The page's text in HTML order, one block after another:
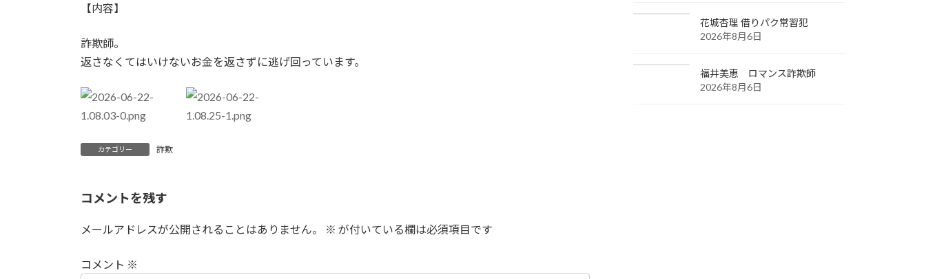
【内容】
詐欺師。
返さなくてはいけないお金を返さずに逃げ回っています。
カテゴリー 詐欺
コメントを残す
メールアドレスが公開されることはありません。 ※ が付いている欄は必須項目です
コメント ※
花城杏理 借りパク常習犯
2026年8月6日
福井美恵 ロマンス詐欺師
2026年8月6日